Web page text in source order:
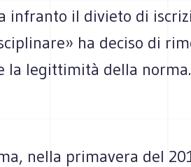
infranto il divieto di
ha deciso di
la legittimità della norma.
nella primavera del